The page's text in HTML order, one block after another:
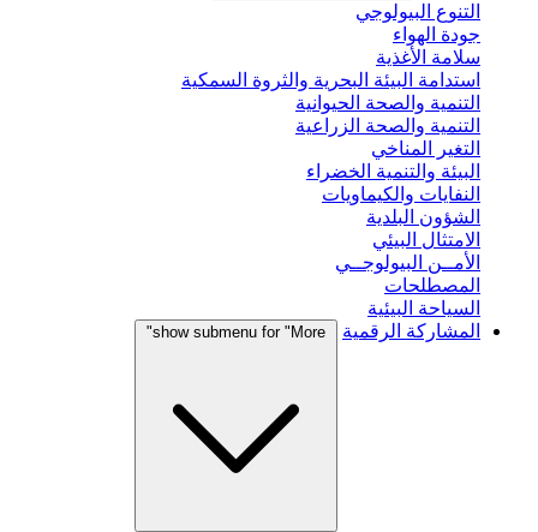
التنوع البيولوجي
جودة الهواء
سلامة الأغذية
استدامة البيئة البحرية والثروة السمكية
التنمية والصحة الحيوانية
التنمية والصحة الزراعية
التغير المناخي
البيئة والتنمية الخضراء
النفايات والكيماويات
الشؤون البلدية
الامتثال البيئي
الأمــن البيولوجــي
المصطلحات
السياحة البيئية
المشاركة الرقمية
show submenu for "More"